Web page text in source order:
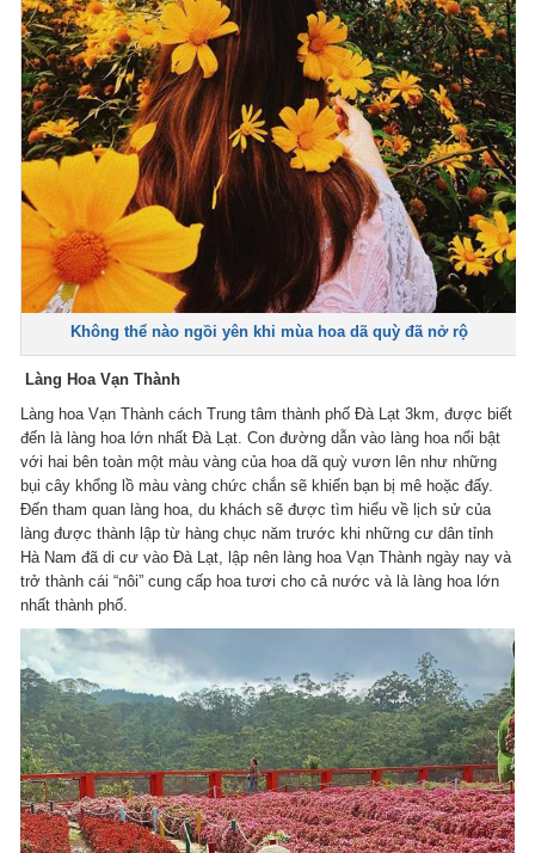
Không thể nào ngồi yên khi mùa hoa dã quỳ đã nở rộ
Làng Hoa Vạn Thành
Làng hoa Vạn Thành cách Trung tâm thành phố Đà Lạt 3km, được biết
đến là làng hoa lớn nhất Đà Lạt. Con đường dẫn vào làng hoa nổi bật
với hai bên toàn một màu vàng của hoa dã quỳ vươn lên như những
bụi cây khổng lồ màu vàng chức chắn sẽ khiến bạn bị mê hoặc đấy.
Đến tham quan làng hoa, du khách sẽ được tìm hiểu về lịch sử của
làng được thành lập từ hàng chục năm trước khi những cư dân tỉnh
Hà Nam đã di cư vào Đà Lạt, lập nên làng hoa Vạn Thành ngày nay và
trở thành cái “nôi” cung cấp hoa tươi cho cả nước và là làng hoa lớn
nhất thành phố.